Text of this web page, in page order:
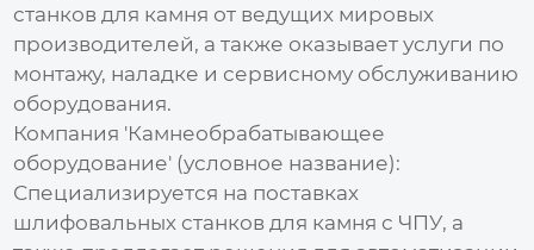
станков для камня от ведущих мировых
производителей, а также оказывает услуги по
монтажу, наладке и сервисному обслуживанию
оборудования.
Компания 'Камнеобрабатывающее
оборудование' (условное название):
Специализируется на поставках
шлифовальных станков для камня с ЧПУ, а